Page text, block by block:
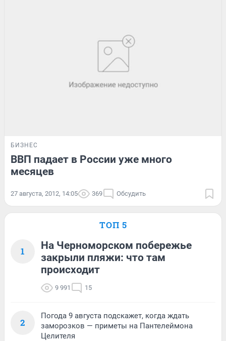
БИЗНЕС
ВВП падает в России уже много
месяцев
27 августа, 2012, 14:05 369 Обсудить
ТОП 5
1
На Черноморском побережье
закрыли пляжи: что там
происходит
9 991 15
2
Погода 9 августа подскажет, когда ждать
заморозков — приметы на Пантелеймона
Целителя